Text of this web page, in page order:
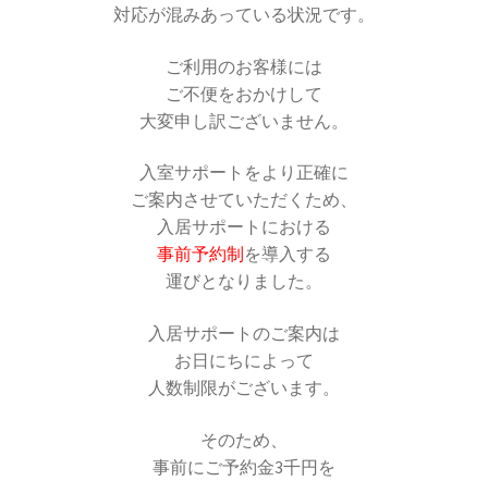
対応が混みあっている状況です。
ご利用のお客様には
ご不便をおかけして
大変申し訳ございません。
入室サポートをより正確に
ご案内させていただくため、
入居サポートにおける
事前予約制を導入する
運びとなりました。
入居サポートのご案内は
お日にちによって
人数制限がございます。
そのため、
事前にご予約金3千円を